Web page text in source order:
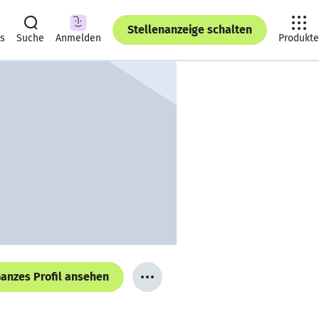
Suche Anmelden
Stellenanzeige schalten
Produkte
Profil ansehen